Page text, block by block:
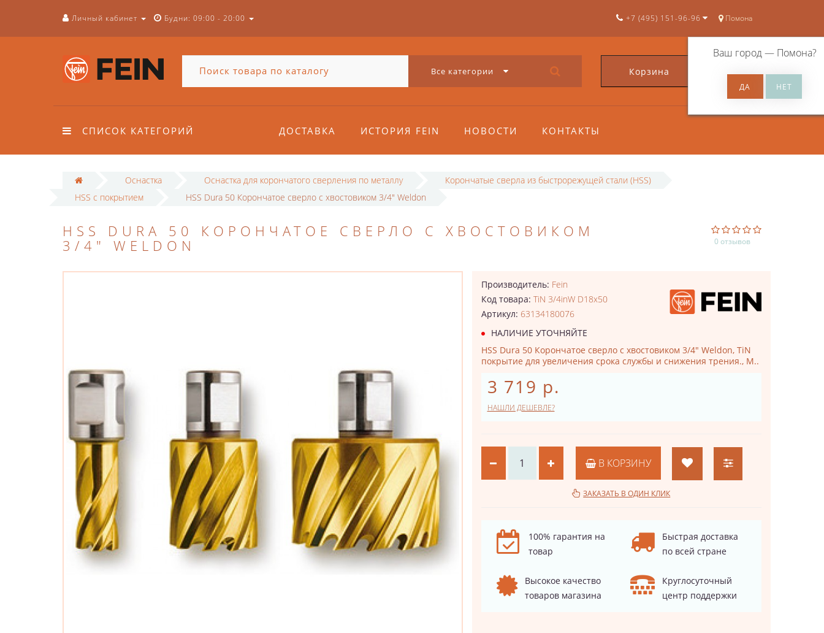
Личный кабинет Будни: 09:00 - 20:00 Помона
Ваш город — Помона?
+7 (495) 151-96-96
Все категории Корзина 0
СПИСОК КАТЕГОРИЙ ДОСТАВКА ИСТОРИЯ FEIN НОВОСТИ КОНТАКТЫ
Оснастка Оснастка для корончатого сверления по металлу
Корончатые сверла из быстрорежущей стали (HSS)
HSS с покрытием
HSS Dura 50 Корончатое сверло с хвостовиком 3/4" Weldon
HSS DURA 50 КОРОНЧАТОЕ СВЕРЛО С ХВОСТОВИКОМ
3/4" WELDON
0 отзывов
Производитель: Fein
Код товара: TiN 3/4inW D18x50
Артикул: 63134180076
НАЛИЧИЕ УТОЧНЯЙТЕ
HSS Dura 50 Корончатое сверло с хвостовиком 3/4" Weldon, TiN
покрытие для увеличения срока службы и снижения трения., М..
3 719 р.
НАШЛИ ДЕШЕВЛЕ?
В КОРЗИНУ
ЗАКАЗАТЬ В ОДИН КЛИК
100% гарантия на
товар
Быстрая доставка
по всей стране
Высокое качество
товаров магазина
Круглосуточный
центр поддержки